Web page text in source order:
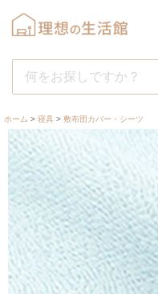
ホーム 寝具 敷布団カバー・シーツ